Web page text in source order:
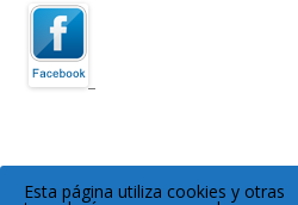
Esta página utiliza cookies y otras